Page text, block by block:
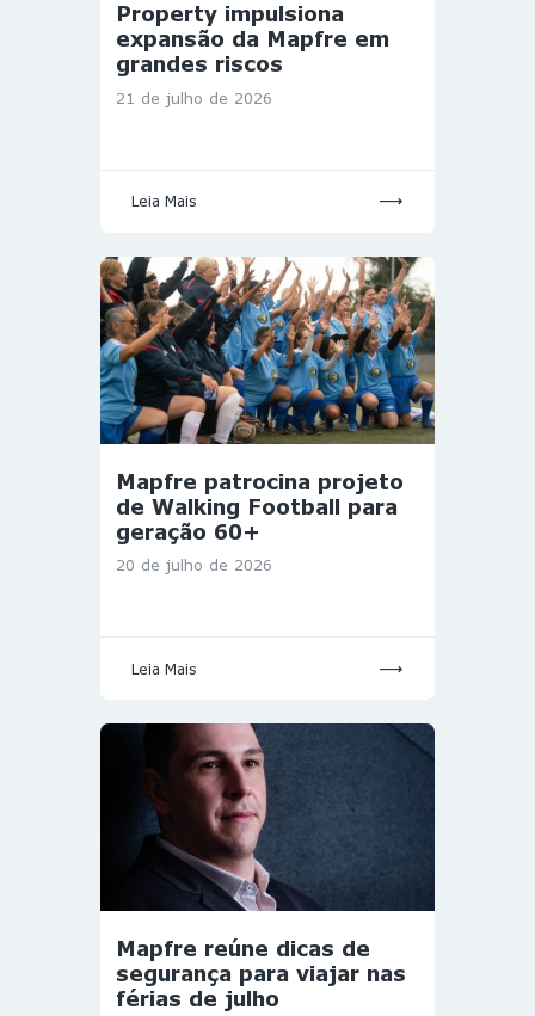
Property impulsiona
expansão da Mapfre em
grandes riscos
21 de julho de 2026
Leia Mais
Mapfre patrocina projeto
de Walking Football para
geração 60+
20 de julho de 2026
Leia Mais
Mapfre reúne dicas de
segurança para viajar nas
férias de julho